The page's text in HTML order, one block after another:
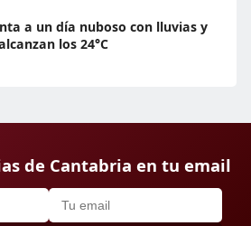
a un día nuboso con lluvias y
los 24°C
de Cantabria en tu email